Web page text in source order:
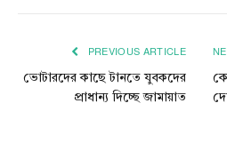
PREVIOUS ARTICLE
ভোটারদের কাছে টানতে যুবকদের
প্রাধান্য দিচ্ছে জামায়াত